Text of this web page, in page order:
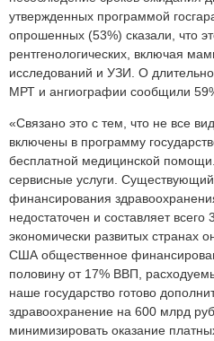
утвержденных программой
опрошенных (53%) сказали, что
рентгенологических, включая
исследований и УЗИ. О
МРТ и ангиографии сообщили
«Связано это с тем, что не все
включены в программу
бесплатной медицинской
сервисные услуги. Существующий
финансирования
недостаточен и составляет
экономически развитых странах
США общественное
половину от 17% ВВП,
наше государство готово
здравоохранение на 600 млрд
минимизировать оказание